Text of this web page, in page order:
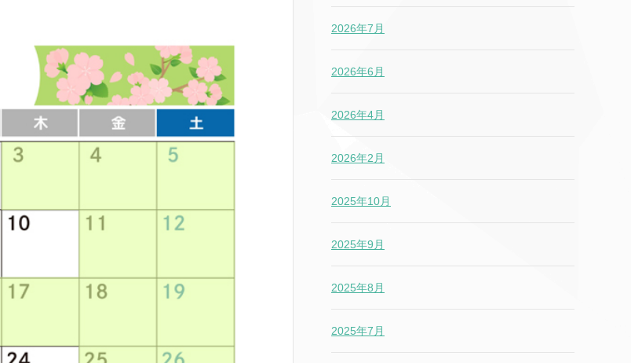
2026年7月
2026年6月
2026年4月
2026年2月
2025年10月
2025年9月
2025年8月
2025年7月